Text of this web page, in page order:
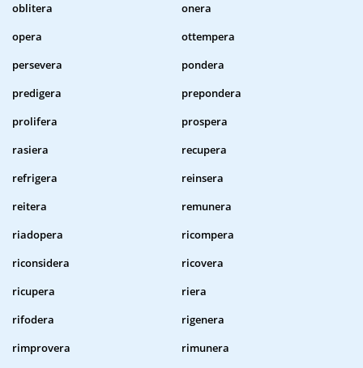
oblitera
onera
opera
ottempera
persevera
pondera
predigera
prepondera
prolifera
prospera
rasiera
recupera
refrigera
reinsera
reitera
remunera
riadopera
ricompera
riconsidera
ricovera
ricupera
riera
rifodera
rigenera
rimprovera
rimunera